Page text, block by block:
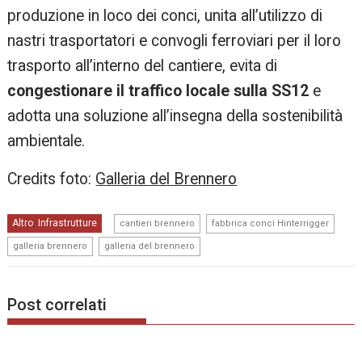
produzione in loco dei conci, unita all’utilizzo di
nastri trasportatori e convogli ferroviari per il loro
trasporto all’interno del cantiere, evita di
congestionare il traffico locale sulla SS12 e
adotta una soluzione all’insegna della sostenibilità
ambientale. ​
Credits foto: Galleria del Brennero
Altro, Infrastrutture cantieri brennero fabbrica conci Hinterrigger
galleria brennero galleria del brennero
Post correlati